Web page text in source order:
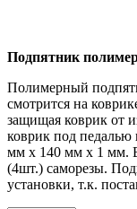
Подпятник
Полимерный
смотрится на
защищая коврик от
коврик под педалью
мм x 140 мм x 1 мм.
(4шт.) саморезы.
установки, т.к.